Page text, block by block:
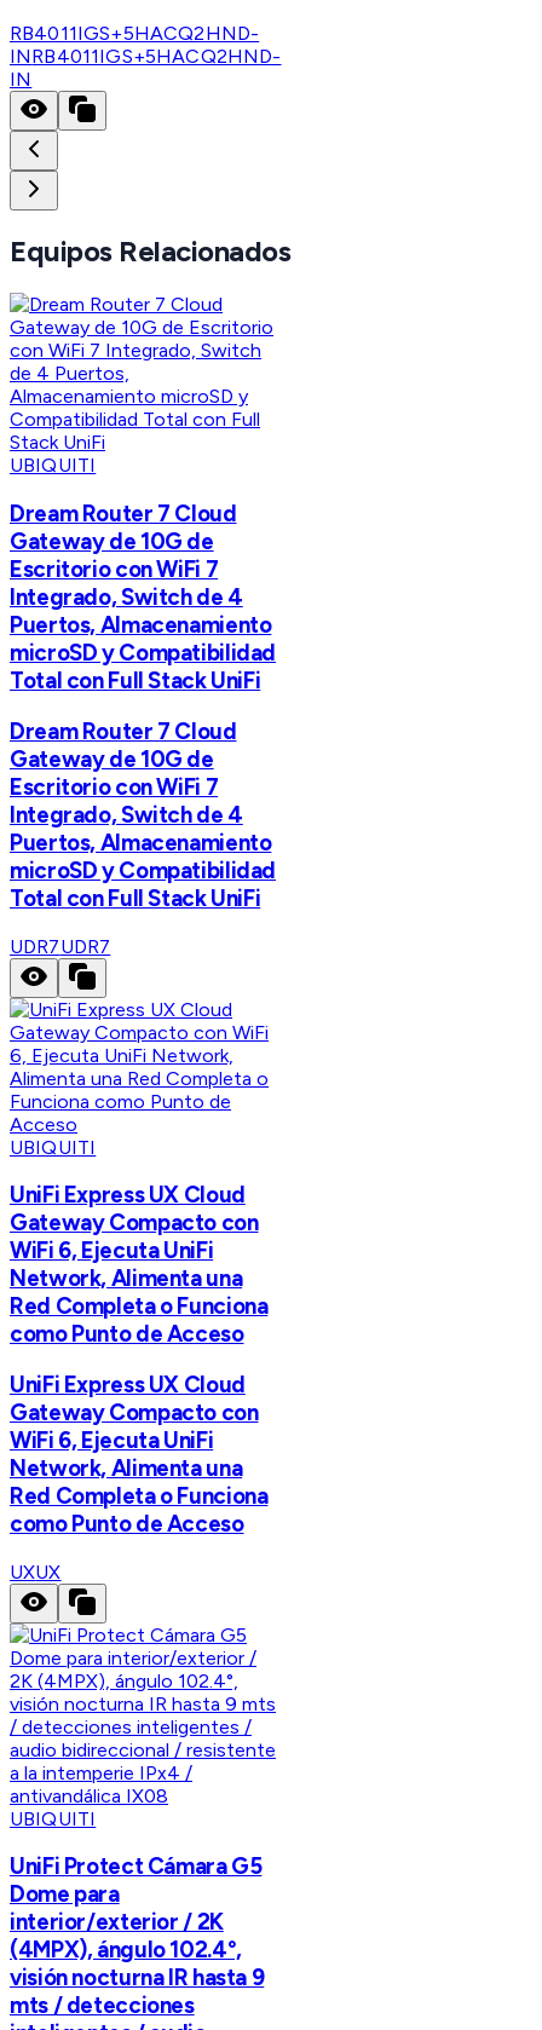
RB4011IGS+5HACQ2HND-
INRB4011IGS+5HACQ2HND-
IN
Equipos Relacionados
UBIQUITI
Dream Router 7 Cloud
Gateway de 10G de
Escritorio con WiFi 7
Integrado, Switch de 4
Puertos, Almacenamiento
microSD y Compatibilidad
Total con Full Stack UniFi
Dream Router 7 Cloud
Gateway de 10G de
Escritorio con WiFi 7
Integrado, Switch de 4
Puertos, Almacenamiento
microSD y Compatibilidad
Total con Full Stack UniFi
UDR7UDR7
UBIQUITI
UniFi Express UX Cloud
Gateway Compacto con
WiFi 6, Ejecuta UniFi
Network, Alimenta una
Red Completa o Funciona
como Punto de Acceso
UniFi Express UX Cloud
Gateway Compacto con
WiFi 6, Ejecuta UniFi
Network, Alimenta una
Red Completa o Funciona
como Punto de Acceso
UXUX
UBIQUITI
UniFi Protect Cámara G5
Dome para
interior/exterior / 2K
(4MPX), ángulo 102.4°,
visión nocturna IR hasta 9
mts / detecciones